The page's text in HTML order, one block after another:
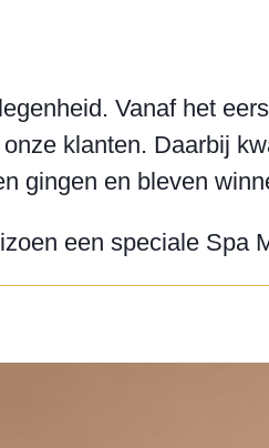
Vanaf het
klanten. Daarbij
gingen en bleven
een speciale Spa